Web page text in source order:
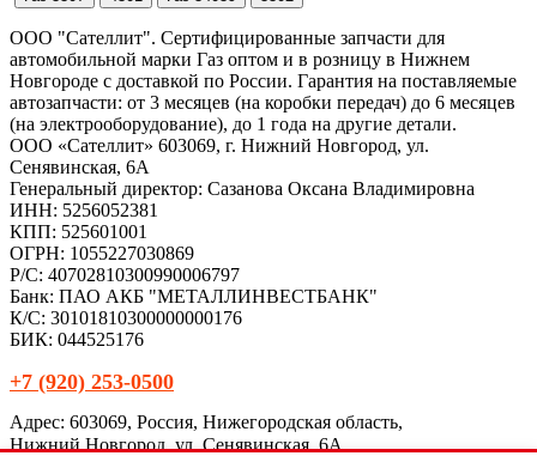
ООО "Сателлит". Сертифицированные запчасти для
автомобильной марки Газ оптом и в розницу в Нижнем
Новгороде с доставкой по России. Гарантия на поставляемые
автозапчасти: от 3 месяцев (на коробки передач) до 6 месяцев
(на электрооборудование), до 1 года на другие детали.
ООО «Сателлит» 603069, г. Нижний Новгород, ул.
Сенявинская, 6А
Генеральный директор: Сазанова Оксана Владимировна
ИНН: 5256052381
КПП: 525601001
ОГРН: 1055227030869
Р/С: 40702810300990006797
Банк: ПАО АКБ "МЕТАЛЛИНВЕСТБАНК"
К/С: 30101810300000000176
БИК: 044525176
+7 (920) 253-0500
Адрес: 603069, Россия, Нижегородская область,
Нижний Новгород, ул. Сенявинская, 6А